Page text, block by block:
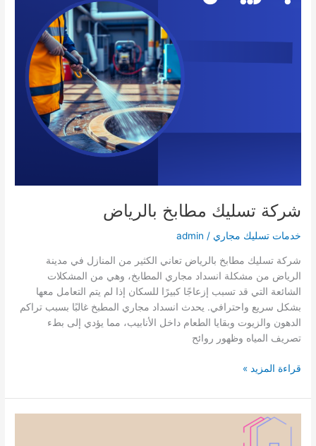
شركة تسليك مطابخ بالرياض
خدمات تسليك مجاري /
admin
شركة تسليك مطابخ بالرياض تعاني الكثير من المنازل في مدينة
الرياض من مشكلة انسداد مجاري المطابخ، وهي من المشكلات
الشائعة التي قد تسبب إزعاجًا كبيرًا للسكان إذا لم يتم التعامل معها
بشكل سريع واحترافي. يحدث انسداد مجاري المطبخ غالبًا بسبب تراكم
الدهون والزيوت وبقايا الطعام داخل الأنابيب، مما يؤدي إلى بطء
تصريف المياه وظهور روائح
شركة
مطابخ
بالرياض
قراءة المزيد »